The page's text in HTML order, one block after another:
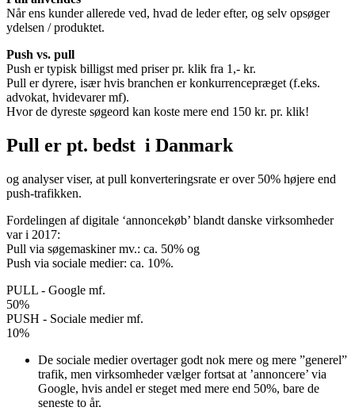
Når ens kunder allerede ved, hvad de leder efter, og selv opsøger
ydelsen / produktet.
Push vs. pull
Push er typisk billigst med priser pr. klik fra 1,- kr.
Pull er dyrere, især hvis branchen er konkurrencepræget (f.eks.
advokat, hvidevarer mf).
Hvor de dyreste søgeord kan koste mere end 150 kr. pr. klik!
Pull er pt. bedst i Danmark
og analyser viser, at pull konverteringsrate er over 50% højere end
push-trafikken.
Fordelingen af digitale ‘annoncekøb’ blandt danske virksomheder
var i 2017:
Pull via søgemaskiner mv.: ca. 50% og
Push via sociale medier: ca. 10%.
PULL - Google mf.
50%
PUSH - Sociale medier mf.
10%
De sociale medier overtager godt nok mere og mere ”generel”
trafik, men virksomheder vælger fortsat at ’annoncere’ via
Google, hvis andel er steget med mere end 50%, bare de
seneste to år.